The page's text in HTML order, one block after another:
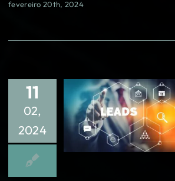
fevereiro 20th, 2024
11
02,
2024